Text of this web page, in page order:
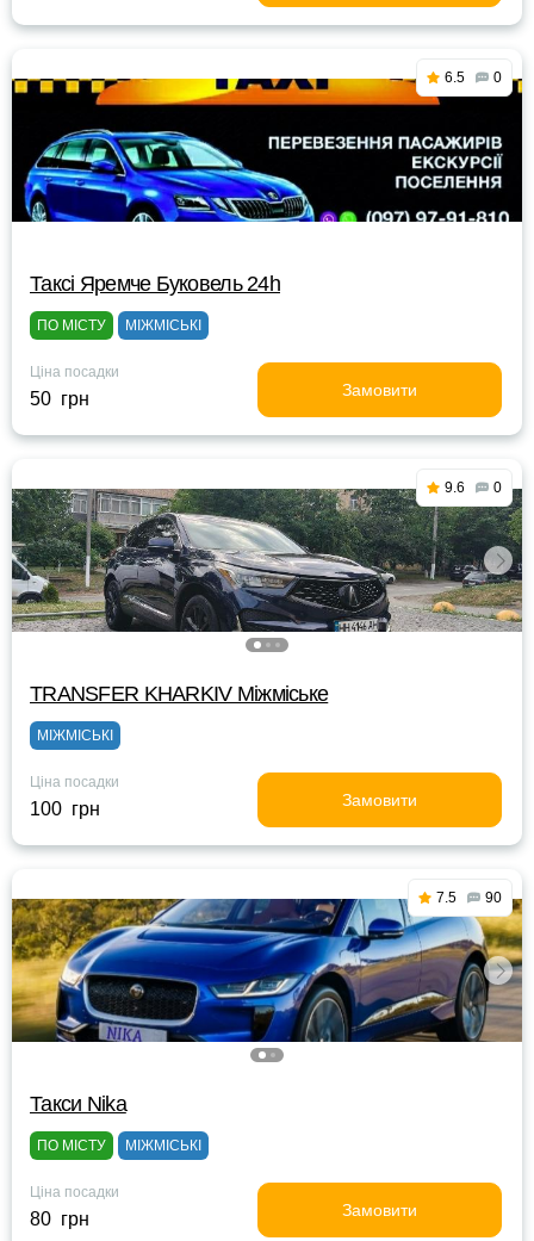
6.5 0
Таксі Яремче Буковель 24h
ПО МІСТУ МІЖМІСЬКІ
Ціна посадки
50 грн Замовити
9.6 0
TRANSFER KHARKIV Міжміське
МІЖМІСЬКІ
Ціна посадки
100 грн Замовити
7.5 90
Такси Nika
ПО МІСТУ МІЖМІСЬКІ
Ціна посадки
80 грн Замовити